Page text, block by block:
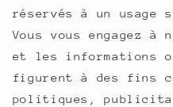
réservés à un usage
Vous vous engagez
et les informations
figurent à des fins
politiques,